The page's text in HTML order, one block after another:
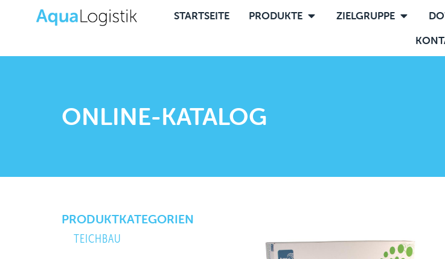
STARTSEITE PRODUKTE ZIELGRUPPE
ONLINE-KATALOG
PRODUKTKATEGORIEN
TEICHBAU